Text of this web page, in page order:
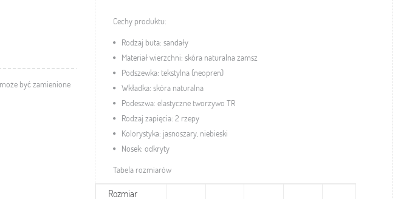
może być zamienione
Cechy produktu:
Rodzaj buta: sandały
Materiał wierzchni: skóra naturalna zamsz
Podszewka: tekstylna (neopren)
Wkładka: skóra naturalna
Podeszwa: elastyczne tworzywo TR
Rodzaj zapięcia: 2 rzepy
Kolorystyka: jasnoszary, niebieski
Nosek: odkryty
Tabela rozmiarów
Rozmiar